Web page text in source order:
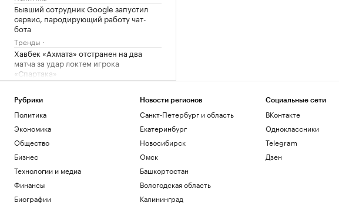
Бывший сотрудник Google запустил
сервис, пародирующий работу чат-
бота
Тренды
Хавбек «Ахмата» отстранен на два
матча за удар локтем игрока
«Спартака»
В Германии при столкновении двух
трамваев пострадали 25 человек
Общество
Спасатели эвакуировали двух
российских туристов в горах
Казахстана
Рубрики
Политика
Экономика
Общество
Бизнес
Технологии и медиа
Финансы
Биографии
Новости регионов
Санкт-Петербург и область
Екатеринбург
Новосибирск
Омск
Башкортостан
Вологодская область
Калининград
Социальные сети
ВКонтакте
Одноклассники
Telegram
Дзен